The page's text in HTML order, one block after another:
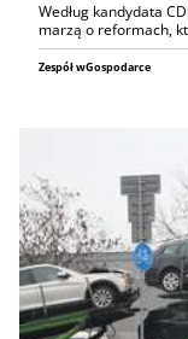
Według kandydata
marzą o reformach,
Zespół wGospodarce